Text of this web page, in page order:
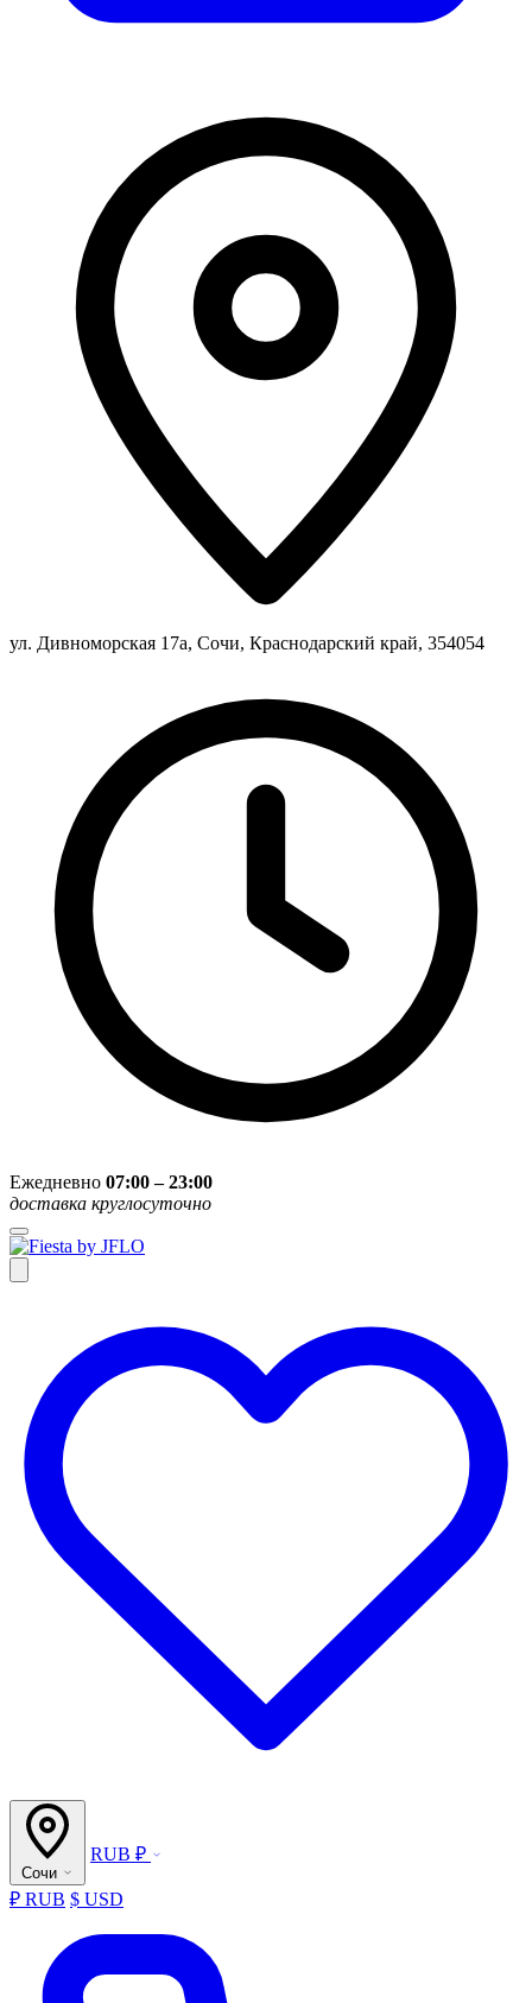
ул. Дивноморская 17а, Сочи, Краснодарский край, 354054
Ежедневно 07:00 – 23:00
доставка круглосуточно
Сочи
RUB ₽
₽ RUB $ USD